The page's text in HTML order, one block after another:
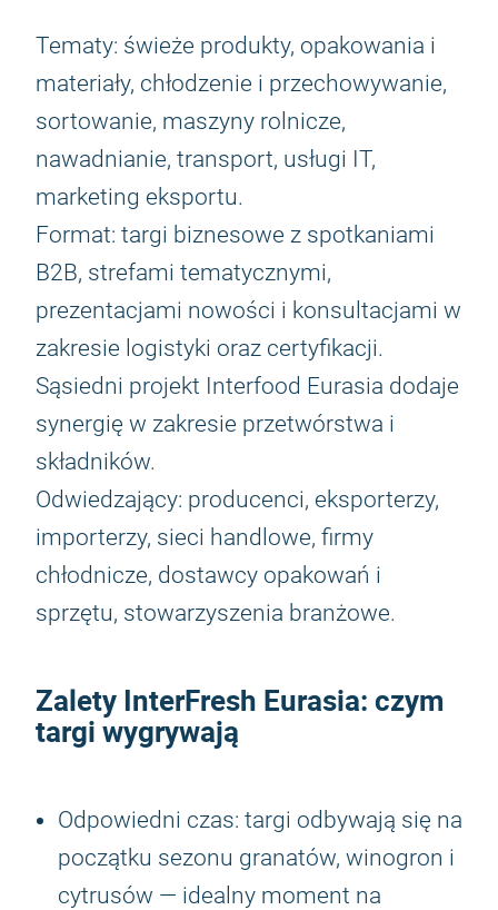
Tematy: świeże produkty, opakowania i
materiały, chłodzenie i przechowywanie,
sortowanie, maszyny rolnicze,
nawadnianie, transport, usługi IT,
marketing eksportu.
Format: targi biznesowe z spotkaniami
B2B, strefami tematycznymi,
prezentacjami nowości i konsultacjami w
zakresie logistyki oraz certyfikacji.
Sąsiedni projekt Interfood Eurasia dodaje
synergię w zakresie przetwórstwa i
składników.
Odwiedzający: producenci, eksporterzy,
importerzy, sieci handlowe, firmy
chłodnicze, dostawcy opakowań i
sprzętu, stowarzyszenia branżowe.
Zalety InterFresh Eurasia: czym
targi wygrywają
Odpowiedni czas: targi odbywają się na
początku sezonu granatów, winogron i
cytrusów — idealny moment na